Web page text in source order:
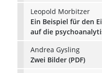
Leopold Morbitzer
Ein Beispiel für den
auf die
Andrea Gysling
Zwei Bilder (PDF)